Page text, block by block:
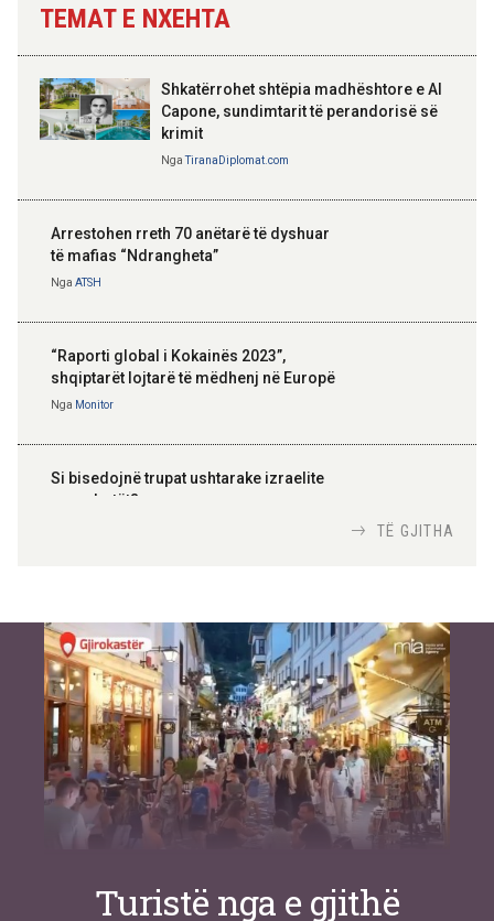
TEMAT E NXEHTA
Shkatërrohet shtëpia madhështore e Al
Capone, sundimtarit të perandorisë së
krimit
NgaTiranaDiplomat.com
Arrestohen rreth 70 anëtarë të dyshuar
të mafias “Ndrangheta”
Nga ATSH
“Raporti global i Kokainës 2023”,
shqiptarët lojtarë të mëdhenj në Europë
Nga Monitor
Si bisedojnë trupat ushtarake izraelite
me robotët?
inteligjente izraelite
NgaOr Shalom
TË GJITHA
Turistë nga e gjithë